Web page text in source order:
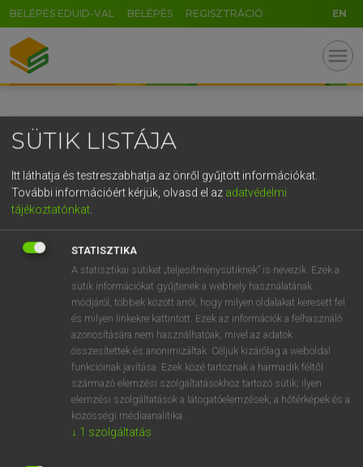
BELÉPÉS EDUID-VAL BELÉPÉS REGISZTRÁCIÓ EN
menu
OOOOPS!
SÜTIK LISTÁJA
Itt láthatja és testreszabhatja az önről gyűjtött információkat.
További információért kérjük, olvasd el az adatvédelmi
tájékoztatónkat
STATISZTIKA
A statisztikai sütiket „teljesítménysütiknek” is nevezik. Ezek a
sütik információkat gyűjtenek a webhely használatának
módjáról, többek között arról, hogy milyen oldalakat keresett fel
és milyen linkekre kattintott. Ezek az információk a felhasználó
azonosítására nem használhatóak, mivel az adatok
összesítettek és anonimizáltak. Céljuk kizárólag a weboldal
funkcióinak javítása. Ezek közé tartoznak a harmadik féltől
származó elemzési szolgáltatásokhoz tartozó sütik; ilyen
elemzési szolgáltatások a látogatóelemzések, a hőtérképek és a
közösségi médiaanalitika.
↓ 1 szolgáltatás
GR
5
g h k l
v b n m , . - AltGr